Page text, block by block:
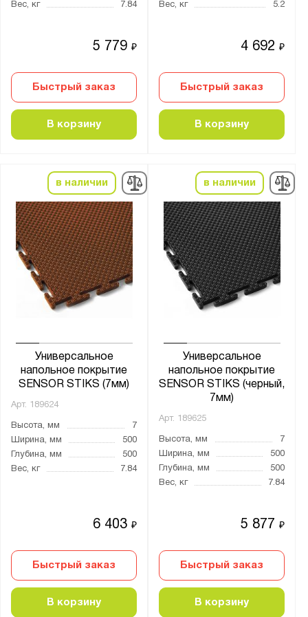
Вес, кг
7.84
5 779₽
Быстрый заказ
В корзину
Вес, кг
5.2
4 692₽
Быстрый заказ
В корзину
в наличии
Универсальное
напольное покрытие
SENSOR STIKS (7мм)
Арт. 189624
Высота, мм
7
Ширина, мм
500
Глубина, мм
500
Вес, кг
7.84
6 403₽
Быстрый заказ
В корзину
в наличии
Универсальное
напольное покрытие
SENSOR STIKS (черный,
7мм)
Арт. 189625
Высота, мм
7
Ширина, мм
500
Глубина, мм
500
Вес, кг
7.84
5 877₽
Быстрый заказ
В корзину